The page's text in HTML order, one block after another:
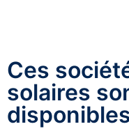
Ces
solaires